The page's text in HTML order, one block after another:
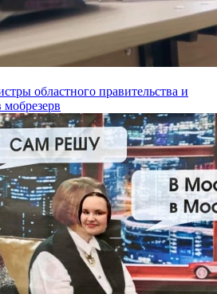
областного правительства и